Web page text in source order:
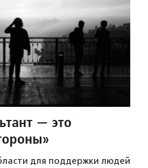
— это
для поддержки людей